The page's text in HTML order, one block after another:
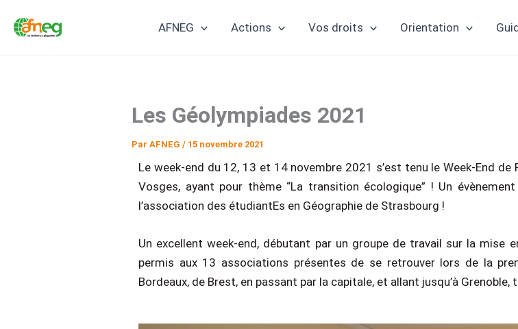
AFNEG Actions Vos droits Orientation
Les Géolympiades 2021
Par AFNEG / 15 novembre 2021
Le week-end du 12, 13 et 14 novembre 2021 s’est tenu le Week-End
Vosges, ayant pour thème “La transition écologique” ! Un
l’association des étudiantEs en Géographie de Strasbourg !
Un excellent week-end, débutant par un groupe de travail sur la mise
permis aux 13 associations présentes de se retrouver lors de la
Bordeaux, de Brest, en passant par la capitale, et allant jusqu’à